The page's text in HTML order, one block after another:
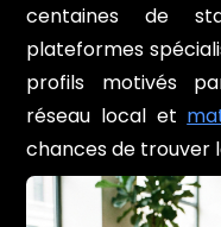
centaines de
plateformes
profils motivés
réseau local et
chances de trouver